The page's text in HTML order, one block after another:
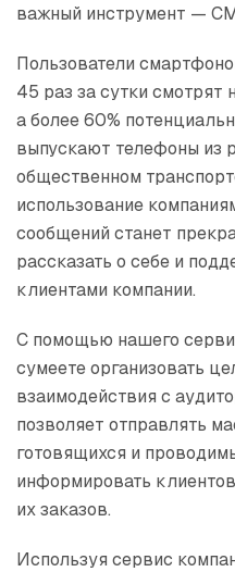
важный инструмент —
Пользователи
45 раз за сутки смотрят
а более 60%
выпускают телефоны из
общественном
использование
сообщений станет
рассказать о себе и
клиентами компании.
С помощью нашего
сумеете организовать
взаимодействия с
позволяет отправлять
готовящихся и
информировать
их заказов.
Используя сервис